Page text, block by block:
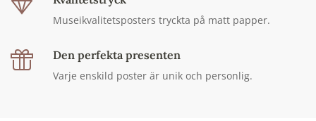
Museikvalitetsposters tryckta på matt papper.
Den perfekta presenten
Varje enskild poster är unik och personlig.